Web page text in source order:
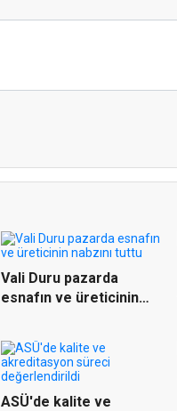
Vali Duru pazarda
esnafın ve üreticinin
ASÜ'de kalite ve